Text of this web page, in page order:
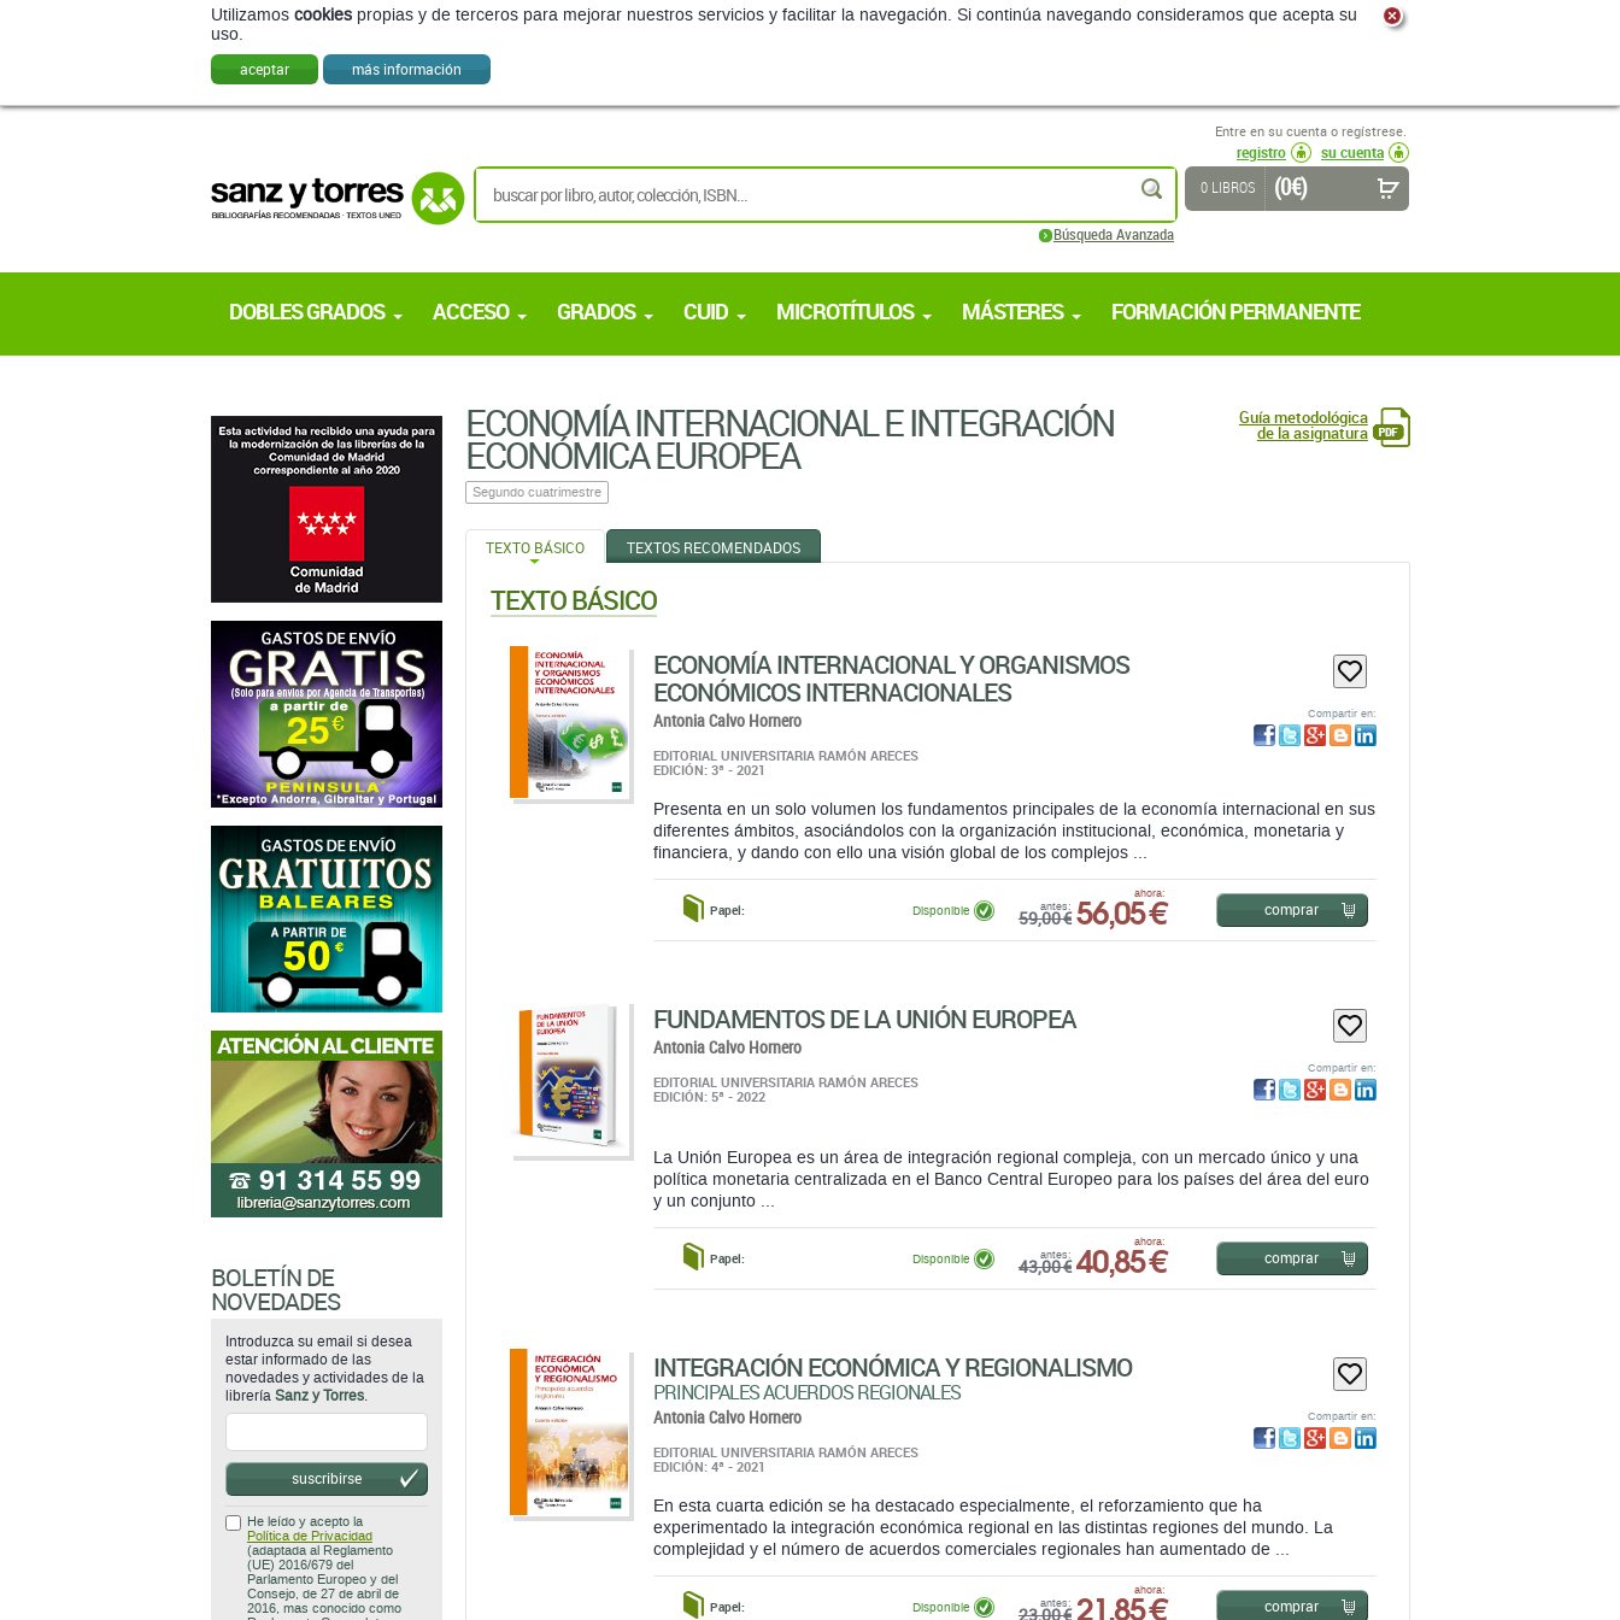
Utilizamos cookies propias y de terceros para mejorar nuestros servicios y facilitar la navegación. Si continúa navegando consideramos que acepta su
uso.
aceptar más información
Entre en su cuenta o regístrese.
registro
su cuenta
buscar
Búsqueda Avanzada
0 LIBROS (0 €)
DOBLES GRADOS ACCESO GRADOS CUID MICROTÍTULOS MÁSTERES FORMACIÓN PERMANENTE
ECONOMÍA INTERNACIONAL E INTEGRACIÓN
ECONÓMICA EUROPEA
Segundo cuatrimestre
Guía metodológica
de la asignatura
TEXTO BÁSICO TEXTOS RECOMENDADOS
TEXTO BÁSICO
ECONOMÍA INTERNACIONAL Y ORGANISMOS
ECONÓMICOS INTERNACIONALES
Antonia Calvo Hornero
EDITORIAL UNIVERSITARIA RAMÓN ARECES
EDICIÓN: 3ª - 2021
Compartir en:
Presenta en un solo volumen los fundamentos principales de la economía internacional en sus
diferentes ámbitos, asociándolos con la organización institucional, económica, monetaria y
financiera, y dando con ello una visión global de los complejos ...
Papel: antes:
59,00 €
ahora:
56,05 €
Disponible comprar
FUNDAMENTOS DE LA UNIÓN EUROPEA
Antonia Calvo Hornero
EDITORIAL UNIVERSITARIA RAMÓN ARECES
EDICIÓN: 5ª - 2022
Compartir en:
La Unión Europea es un área de integración regional compleja, con un mercado único y una
política monetaria centralizada en el Banco Central Europeo para los países del área del euro
y un conjunto ...
Papel: antes:
43,00 €
ahora:
40,85 €
Disponible comprar
INTEGRACIÓN ECONÓMICA Y REGIONALISMO
PRINCIPALES ACUERDOS REGIONALES
Antonia Calvo Hornero
EDITORIAL UNIVERSITARIA RAMÓN ARECES
EDICIÓN: 4ª - 2021
Compartir en:
En esta cuarta edición se ha destacado especialmente, el reforzamiento que ha
experimentado la integración económica regional en las distintas regiones del mundo. La
complejidad y el número de acuerdos comerciales regionales han aumentado de ...
Papel: antes:
23,00 €
ahora:
21,85 €
Disponible comprar
BOLETÍN DE
NOVEDADES
Introduzca su email si desea
estar informado de las
novedades y actividades de la
librería Sanz y Torres.
suscribirse
He leído y acepto la
Política de Privacidad
(adaptada al Reglamento
(UE) 2016/679 del
Parlamento Europeo y del
Consejo, de 27 de abril de
2016, mas conocido como